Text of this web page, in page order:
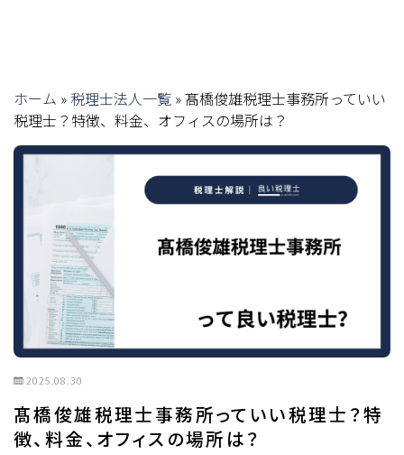
ホーム » 税理士法人一覧 »髙橋俊雄税理士事務所っていい
税理士？特徴、料金、オフィスの場所は？
2025.08.30
髙橋俊雄税理士事務所っていい税理士？特
徴、料金、オフィスの場所は？